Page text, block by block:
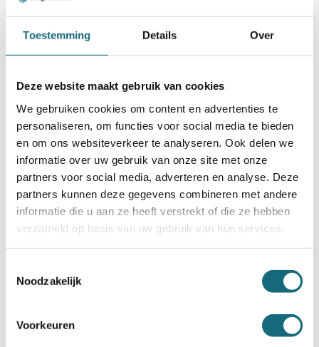
Toestemming Details Over
Deze website maakt gebruik van cookies
We gebruiken cookies om content en advertenties te
personaliseren, om functies voor social media te bieden
en om ons websiteverkeer te analyseren. Ook delen we
informatie over uw gebruik van onze site met onze
partners voor social media, adverteren en analyse. Deze
partners kunnen deze gegevens combineren met andere
informatie die u aan ze heeft verstrekt of die ze hebben
verzameld op basis van uw gebruik van hun services.
Noodzakelijk
Voorkeuren
Waar moet je op letten bij het
kluis kopen?
om rekening mee te houden:
Gebruiksdoel bepalen
. Ga je de kluis zakelijk inzetten of
heb je een kluis voor thuis nodig? Zakelijke kluizen
vereisen vaak hogere beveiligingsniveaus en meer
opslagruimte dan particuliere modellen.
Grootte van de kluis.Meet vooraf op hoeveel ruimte je
nodig hebt voor documenten, sieraden of andere
waardevolle spullen en houd rekening met toekomstige
uitbreiding van je collectie.
Type kluisslot kiezen. Elektronische sloten bieden snelle
betrouwbaar zonder batterijen, en sleutelsloten zijn
Certificering controleren
. De inbraakwerende en
verzekerd kunt opbergen, waarbij hogere certificeringen
betere bescherming maar ook een hogere aanschafprijs